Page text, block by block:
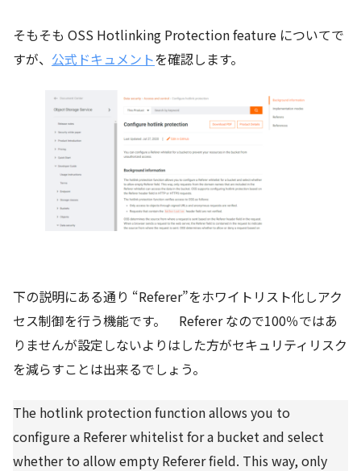
そもそも OSS Hotlinking Protection feature についてで
すが、 公式ドキュメントを確認します。
下の説明にある通り “Referer”をホワイトリスト化しアク
セス制御を行う機能です。 Referer なので100％ではあ
りませんが設定しないよりはした方がセキュリティリスク
を減らすことは出来るでしょう。
The hotlink protection function allows you to
configure a Referer whitelist for a bucket and select
whether to allow empty Referer field. This way, only